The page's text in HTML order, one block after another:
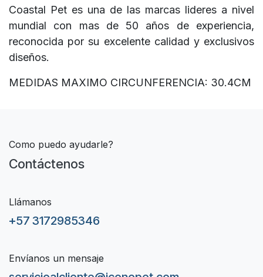
Coastal Pet es una de las marcas lideres a nivel
mundial con mas de 50 años de experiencia,
reconocida por su excelente calidad y exclusivos
diseños.
MEDIDAS MAXIMO CIRCUNFERENCIA: 30.4CM
Como puedo ayudarle?
Contáctenos
Llámanos
+57 3172985346
Envíanos un mensaje